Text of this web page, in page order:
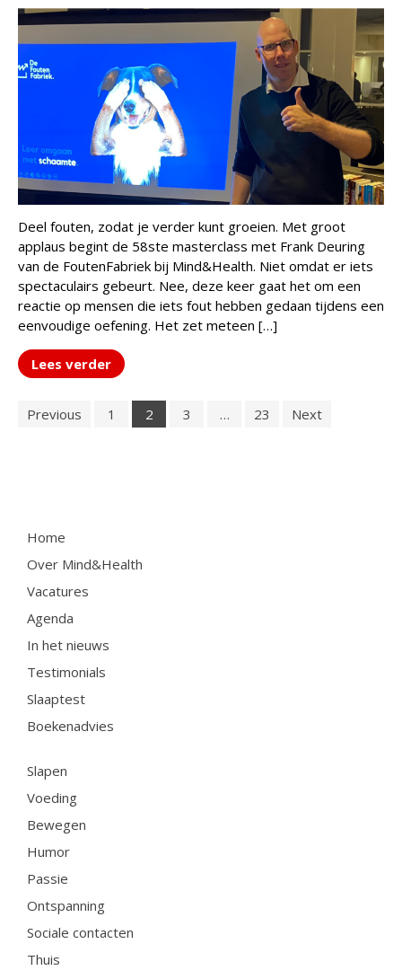
Deel fouten, zodat je verder kunt groeien. Met groot
applaus begint de 58ste masterclass met Frank Deuring
van de FoutenFabriek bij Mind&Health. Niet omdat er iets
spectaculairs gebeurt. Nee, deze keer gaat het om een
reactie op mensen die iets fout hebben gedaan tijdens een
eenvoudige oefening. Het zet meteen […]
Lees verder
Previous 1 2 3 … 23 Next
Home
Over Mind&Health
Vacatures
Agenda
In het nieuws
Testimonials
Slaaptest
Boekenadvies
Slapen
Voeding
Bewegen
Humor
Passie
Ontspanning
Sociale contacten
Thuis